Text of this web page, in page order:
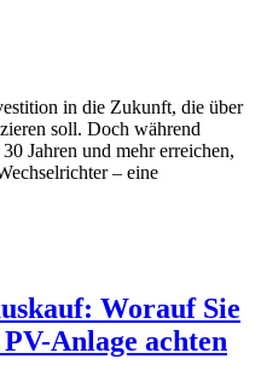
in die Zukunft, die über
soll. Doch während
Jahren und mehr erreichen,
– eine
Worauf Sie
Anlage achten